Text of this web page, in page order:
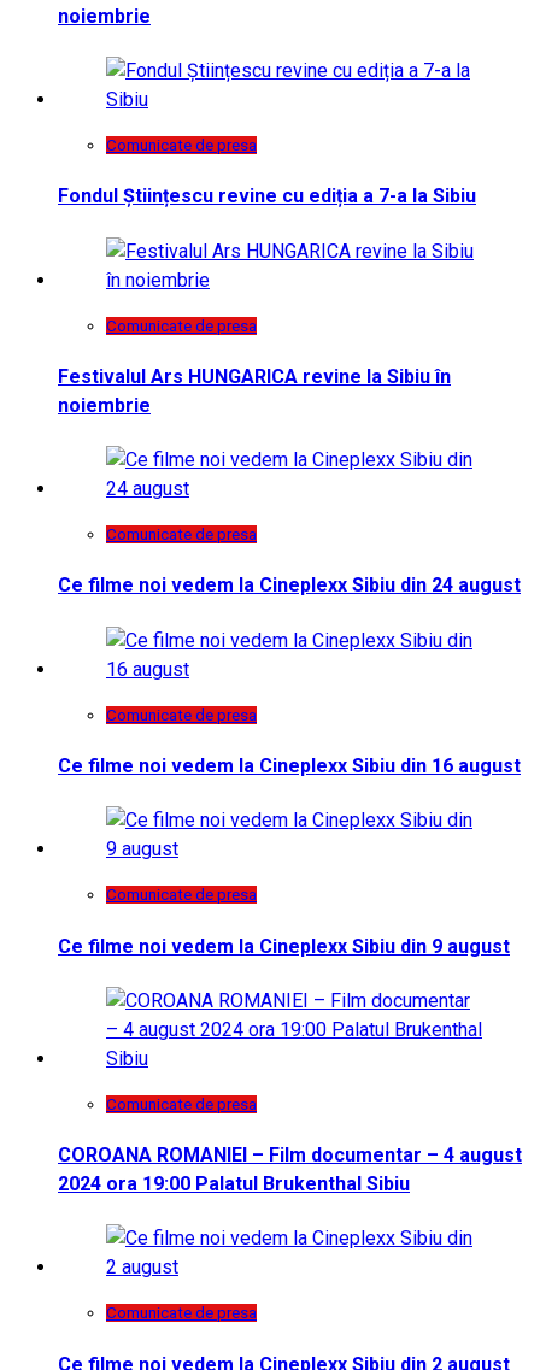
noiembrie
Comunicate de presa
Fondul Științescu revine cu ediția a 7-a la Sibiu
Comunicate de presa
Festivalul Ars HUNGARICA revine la Sibiu în
noiembrie
Comunicate de presa
Ce filme noi vedem la Cineplexx Sibiu din 24 august
Comunicate de presa
Ce filme noi vedem la Cineplexx Sibiu din 16 august
Comunicate de presa
Ce filme noi vedem la Cineplexx Sibiu din 9 august
Comunicate de presa
COROANA ROMANIEI – Film documentar – 4 august
2024 ora 19:00 Palatul Brukenthal Sibiu
Comunicate de presa
Ce filme noi vedem la Cineplexx Sibiu din 2 august